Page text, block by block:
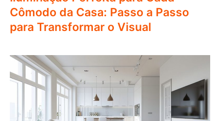
Cômodo da Casa: Passo a Passo
para Transformar o Visual